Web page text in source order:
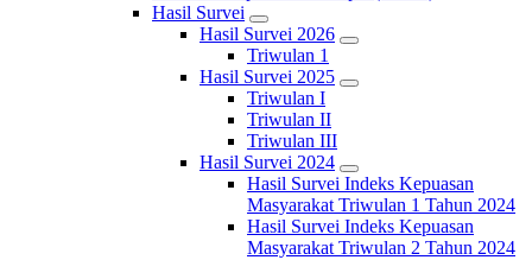
Hasil Survei
Hasil Survei 2026
Triwulan 1
Hasil Survei 2025
Triwulan I
Triwulan II
Triwulan III
Hasil Survei 2024
Hasil Survei Indeks Kepuasan
Masyarakat Triwulan 1 Tahun 2024
Hasil Survei Indeks Kepuasan
Masyarakat Triwulan 2 Tahun 2024